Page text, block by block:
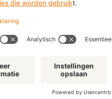
middellaag prijs),
toegestaan. Het is
supermarkt
parkeerbehoefte had